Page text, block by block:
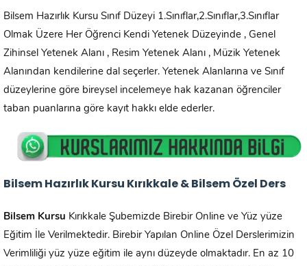
Bilsem Hazırlık Kursu Sınıf Düzeyi 1.Sınıflar,2.Sınıflar,3.Sınıflar
Olmak Üzere Her Öğrenci Kendi Yetenek Düzeyinde , Genel
Zihinsel Yetenek Alanı , Resim Yetenek Alanı , Müzik Yetenek
Alanından kendilerine dal seçerler. Yetenek Alanlarına ve Sınıf
düzeylerine göre bireysel incelemeye hak kazanan öğrenciler
taban puanlarına göre kayıt hakkı elde ederler.
Bilsem Hazırlık Kursu Kırıkkale & Bilsem Özel Ders
Bilsem Kursu Kırıkkale Şubemizde Birebir Online ve Yüz yüze
Eğitim İle Verilmektedir. Birebir Yapılan Online Özel Derslerimizin
Verimliliği yüz yüze eğitim ile aynı düzeyde olmaktadır. En az 10